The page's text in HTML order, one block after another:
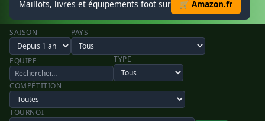
Maillots, livres et équipements foot sur 🛒 Amazon.fr
SAISON PAYS
EQUIPE TYPE
COMPÉTITION
TOURNOI